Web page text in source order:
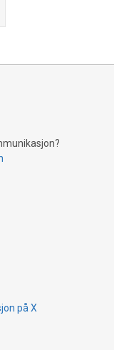
på X